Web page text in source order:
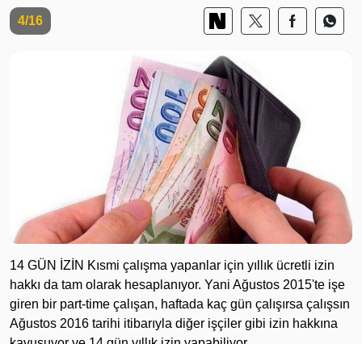
4/16
14 GÜN İZİN Kısmi çalışma yapanlar için yıllık ücretli izin
hakkı da tam olarak hesaplanıyor. Yani Ağustos 2015'te işe
giren bir part-time çalışan, haftada kaç gün çalışırsa çalışsın
Ağustos 2016 tarihi itibarıyla diğer işçiler gibi izin hakkına